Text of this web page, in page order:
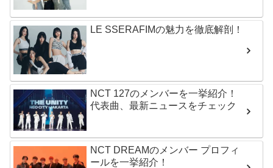
LE SSERAFIMの魅力を徹底解剖！
NCT 127のメンバーを一挙紹介！
代表曲、最新ニュースをチェック
NCT DREAMのメンバー プロフィ
ールを一挙紹介！